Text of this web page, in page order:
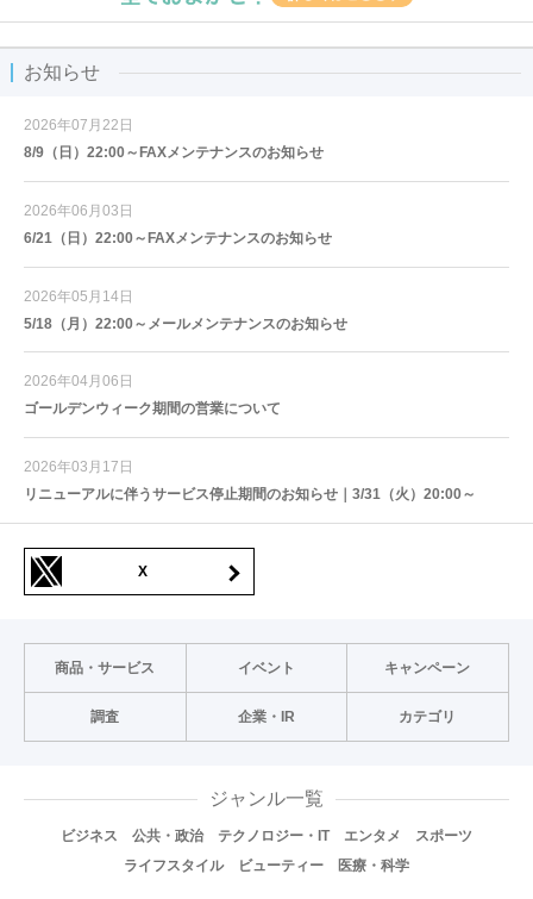
お知らせ
2026年07月22日
8/9（日）22:00～FAXメンテナンスのお知らせ
2026年06月03日
6/21（日）22:00～FAXメンテナンスのお知らせ
2026年05月14日
5/18（月）22:00～メールメンテナンスのお知らせ
2026年04月06日
ゴールデンウィーク期間の営業について
2026年03月17日
リニューアルに伴うサービス停止期間のお知らせ｜3/31（火）20:00～
X
商品・サービス イベント キャンペーン
調査 企業・IR カテゴリ
ジャンル一覧
ビジネス 公共・政治 テクノロジー・IT エンタメ
スポーツ
ライフスタイル
ビューティー 医療・科学